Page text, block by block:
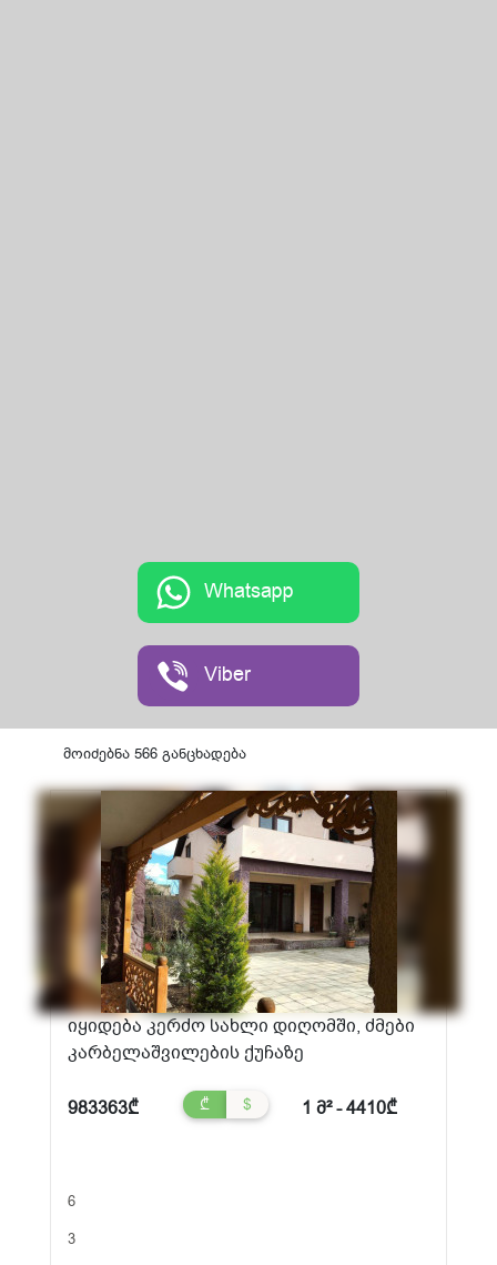
Whatsapp
Viber
მოიძებნა 566 განცხადება
იყიდება კერძო სახლი დიღომში, ძმები
კარბელაშვილების ქუჩაზე
983363₾ ₾ $ 1 მ² - 4410₾
6
3